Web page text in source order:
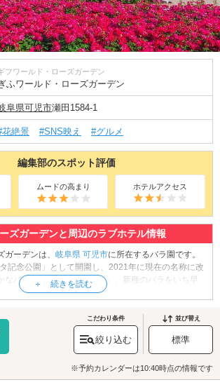
フワールド・ローズガーデン
ふワールド・ローズガーデン
阜県可児市瀬田1584-1
花絶景 #SNS映え #グルメ
編集部のスポット評価
ムードの高まり ホテルアクセス
ズガーデンと周辺のラブホテル情報
ーデンは、 岐阜県 可児市に所在するバラ園です。
記念公園」として開園し、2021年に現在の名称に改
なバラを集めた「香りの庭」、新種のバラをいち早
ローズガーデン」、日本庭園とバラを融合させた庭
展示されています(2021年時点)。見頃は初夏の5月中
10月中旬から11月上旬。季節ごとのお祭りやイベ
、期間限定でキッチンカーの出店もあります。世界
りに包まれませんか？
ガーデンへは、
可児・美濃加茂エリアのラブホテル
です。
こだわり条件
絞り込む
並び替え
標準
※予約カレンダーは10:40時点の情報です